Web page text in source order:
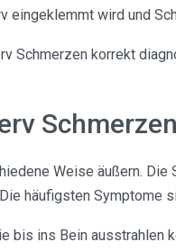
eingeklemmt wird und
Schmerzen korrekt
Schmerzen
Weise äußern. Die
häufigsten Symptome
bis ins Bein ausstrahlen